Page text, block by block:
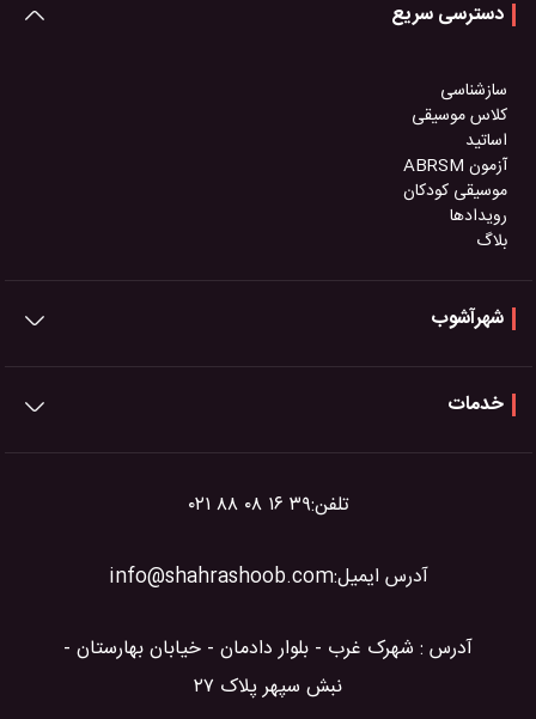
تلفن:۰۲۱ ۸۸ ۰۸ ۱۶ ۳۹
آدرس ایمیل:info@shahrashoob.com
آدرس : شهرک غرب - بلوار دادمان - خیابان بهارستان -
نبش سپهر پلاک ۲۷
دسترسی سریع
سازشناسی
کلاس موسیقی
اساتید
آزمون ABRSM
موسیقی کودکان
رویدادها
بلاگ
شهرآشوب
خدمات